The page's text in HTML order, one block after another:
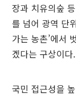
장과 치유의숲
를 넘어 광역 단
가는 농촌’에서
겠다는 구상이다.
국민 접근성을